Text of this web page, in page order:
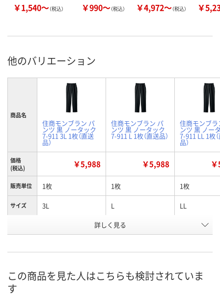
￥1,540～（税込） ￥990～（税込） ￥4,972～（税込） ￥
他のバリエーション
商品名
住商モンブラン パ
ンツ 黒 ノータック
7-911 3L 1枚（直送
品）
住商モンブラン パ
ンツ 黒 ノータック
7-911 L 1枚（直送品）
住商モンブラ
ンツ 黒 ノー
7-911 LL 1枚
品）
価格
(税込)
￥5,988 ￥5,988
販売単位 1枚 1枚 1枚
サイズ 3L L LL
JX49435 JX49436
8月20日（木）
詳しく見る
この商品を見た人はこちらも検討されていま
す